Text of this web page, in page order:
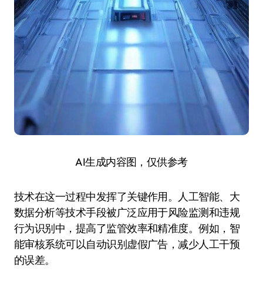
AI生成内容图，仅供参考
技术在这一过程中发挥了关键作用。人工智能、大
数据分析等技术手段被广泛应用于风险监测和违规
行为识别中，提高了监管效率和精准度。例如，智
能审核系统可以自动识别虚假广告，减少人工干预
的误差。